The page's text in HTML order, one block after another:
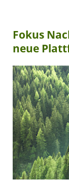
Fokus
neue